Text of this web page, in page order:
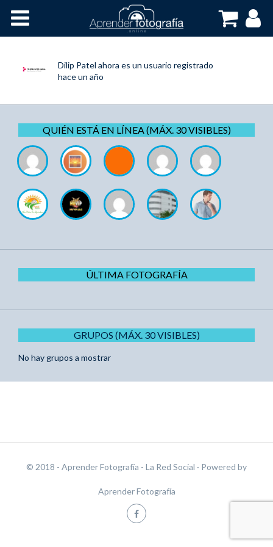
Dilip Patel ahora es un usuario registrado
hace un año
QUIÉN ESTÁ EN LÍNEA (MÁX. 30 VISIBLES)
ÚLTIMA FOTOGRAFÍA
GRUPOS (MÁX. 30 VISIBLES)
No hay grupos a mostrar
© 2018 - Aprender Fotografía - La Red Social · Powered by
Aprender Fotografía